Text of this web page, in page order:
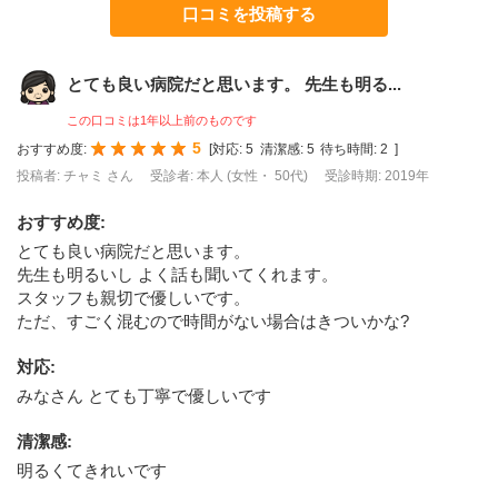
口コミを投稿する
とても良い病院だと思います。 先生も明る...
この口コミは1年以上前のものです
おすすめ度: 5 [対応: 5 清潔感: 5 待ち時間: 2 ]
投稿者: チャミ さん
受診者: 本人 (女性・ 50代) 受診時期: 2019年
おすすめ度:
とても良い病院だと思います。
先生も明るいし よく話も聞いてくれます。
スタッフも親切で優しいです。
ただ、すごく混むので時間がない場合はきついかな?
対応:
みなさん とても丁寧で優しいです
清潔感:
明るくてきれいです